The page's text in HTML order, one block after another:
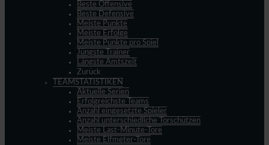
Beste Offensive
Beste Defensive
Meiste Punkte
Meiste Erfolge
Meiste Punkte pro Spiel
Jüngste Trainer
Längste Amtszeit
Zurück
TEAMSTATISTIKEN
Aktuelle Serien
Erfolgreichste Teams
Anzahl eingesetzte Spieler
Anzahl unterschiedliche Torschützen
Meiste Last-Minute-Tore
Meiste Elfmeter-Tore